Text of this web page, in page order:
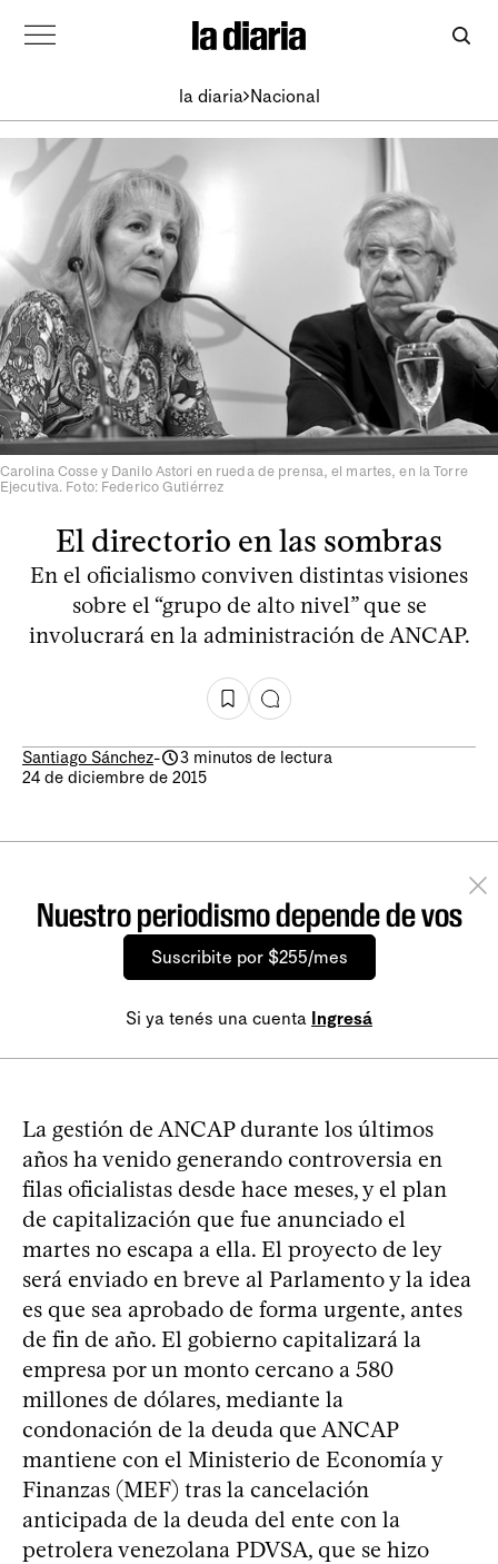
la diaria Nacional
Carolina Cosse y Danilo Astori en rueda de prensa, el martes, en la Torre
Ejecutiva. Foto: Federico Gutiérrez
El directorio en las sombras
En el oficialismo conviven distintas visiones
sobre el “grupo de alto nivel” que se
involucrará en la administración de ANCAP.
Santiago Sánchez-
3 minutos de lectura
24 de diciembre de 2015
Nuestro periodismo depende de vos
Suscribite por $255/mes
Si ya tenés una cuenta Ingresá
La gestión de ANCAP durante los últimos
años ha venido generando controversia en
filas oficialistas desde hace meses, y el plan
de capitalización que fue anunciado el
martes no escapa a ella. El proyecto de ley
será enviado en breve al Parlamento y la idea
es que sea aprobado de forma urgente, antes
de fin de año. El gobierno capitalizará la
empresa por un monto cercano a 580
millones de dólares, mediante la
condonación de la deuda que ANCAP
mantiene con el Ministerio de Economía y
Finanzas (MEF) tras la cancelación
anticipada de la deuda del ente con la
petrolera venezolana PDVSA, que se hizo